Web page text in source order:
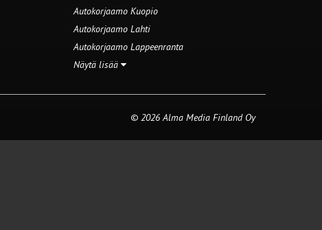
Autokorjaamo Kuopio
Autokorjaamo Lahti
Autokorjaamo Lappeenranta
Näytä lisää
© 2026 Alma Media Finland Oy